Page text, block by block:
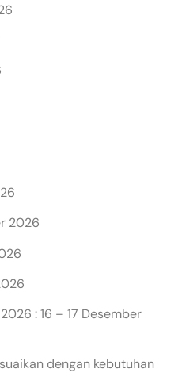
2026
: 16 – 17 Desember
dengan kebutuhan